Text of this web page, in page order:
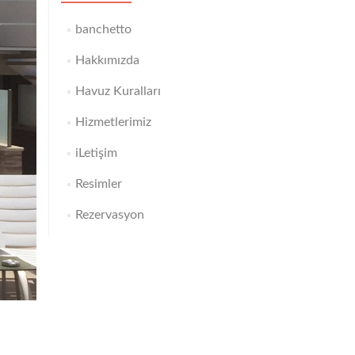
banchetto
Hakkımızda
Havuz Kuralları
Hizmetlerimiz
iLetişim
Resimler
Rezervasyon